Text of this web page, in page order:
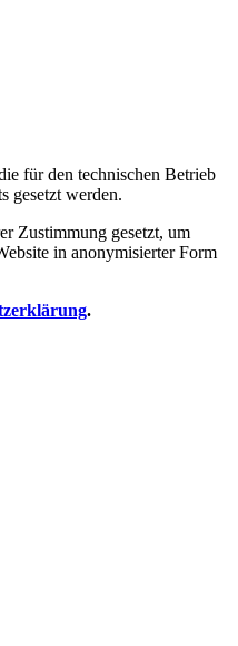
für den technischen Betrieb
gesetzt werden.
Zustimmung gesetzt, um
in anonymisierter Form
.